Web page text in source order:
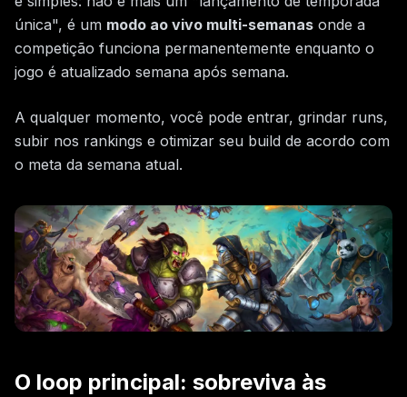
única", é um modo ao vivo multi-semanas onde a
competição funciona permanentemente enquanto o
jogo é atualizado semana após semana.
A qualquer momento, você pode entrar, grindar runs,
subir nos rankings e otimizar seu build de acordo com
o meta da semana atual.
O loop principal: sobreviva às